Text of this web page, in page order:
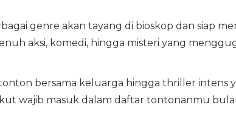
genre akan tayang di bioskop dan siap
aksi, komedi, hingga misteri yang
bersama keluarga hingga thriller intens
wajib masuk dalam daftar tontonanmu